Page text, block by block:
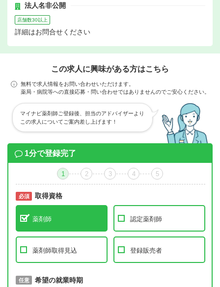
法人名非公開
店舗数30以上
詳細はお問合せください
この求人に興味がある方はこちら
無料で求人情報をお問い合わせいただけます。
薬局・病院等への直接応募・問い合わせではありませんのでご安心ください。
マイナビ薬剤師ご登録後、担当のアドバイザーより
この求人についてご案内差し上げます！
1分で登録完了
1 2 3 4 5
必須 取得資格
薬剤師 認定薬剤師
薬剤師取得見込 登録販売者
必須 取得予定年
任意 希望の就業時期